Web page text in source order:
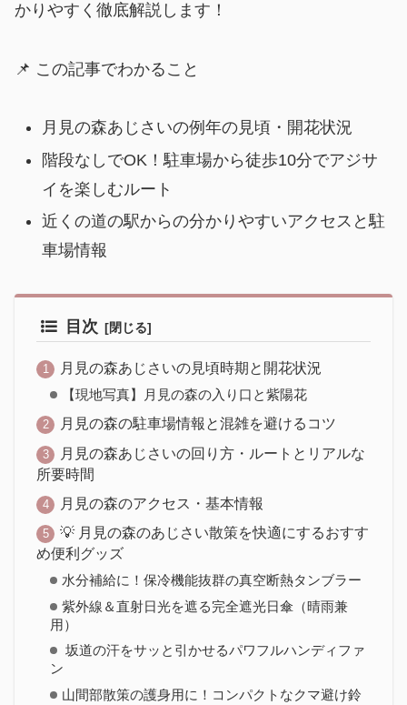
かりやすく徹底解説します！
📌 この記事でわかること
月見の森あじさいの例年の見頃・開花状況
階段なしでOK！駐車場から徒歩10分でアジサ
イを楽しむルート
近くの道の駅からの分かりやすいアクセスと駐
車場情報
目次
月見の森あじさいの見頃時期と開花状況
【現地写真】月見の森の入り口と紫陽花
月見の森の駐車場情報と混雑を避けるコツ
月見の森あじさいの回り方・ルートとリアルな
所要時間
月見の森のアクセス・基本情報
💡 月見の森のあじさい散策を快適にするおすす
め便利グッズ
水分補給に！保冷機能抜群の真空断熱タンブラー
紫外線＆直射日光を遮る完全遮光日傘（晴雨兼
用）
坂道の汗をサッと引かせるパワフルハンディファ
ン
山間部散策の護身用に！コンパクトなクマ避け鈴